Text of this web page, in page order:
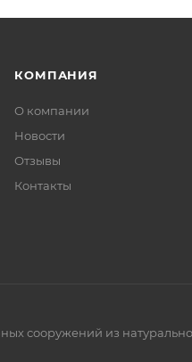
КОМПАНИЯ
О компании
Новости
Отзывы
Контакты
сооружений из